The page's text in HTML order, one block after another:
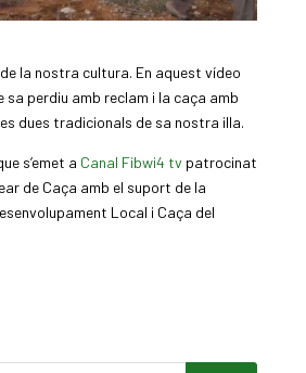
la nostra cultura. En aquest vídeo
sa perdiu amb reclam i la caça amb
dues tradicionals de sa nostra illa.
s’emet a Canal Fibwi4 tv patrocinat
de Caça amb el suport de la
Local i Caça del